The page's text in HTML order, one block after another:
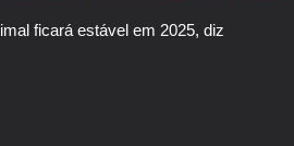
ficará estável em 2025, diz